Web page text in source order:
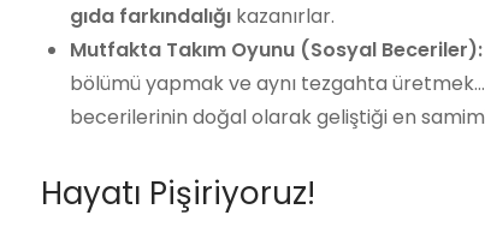
gıda farkındalığıkazanırlar.
Mutfakta Takım Oyunu (Sosyal Beceriler):
bölümü yapmak ve aynı tezgahta
becerilerinin doğal olarak geliştiği en
Hayatı Pişiriyoruz!